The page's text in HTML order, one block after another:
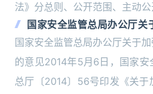
法》分总则、公开范围、主动
国家安全监管总局办公厅关
工作的意见
国家安全监管总局办公厅关于
的意见2014年5月6日，国家安
总厅〔2014〕56号印发《关于